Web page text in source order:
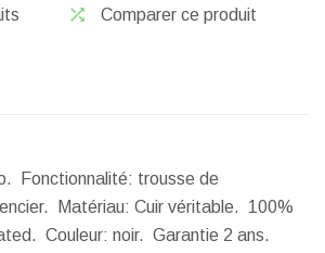
Comparer ce produit
Fonctionnalité: trousse de
Matériau: Cuir véritable. 100%
Couleur: noir. Garantie 2 ans.